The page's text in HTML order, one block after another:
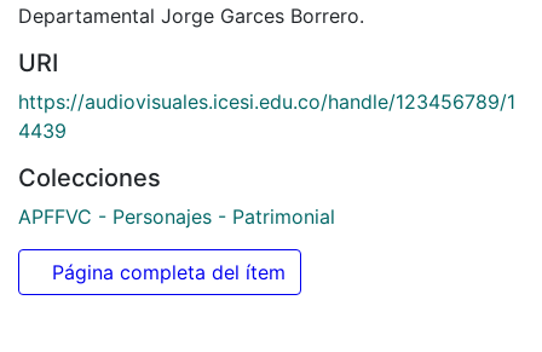
Departamental Jorge Garces Borrero.
URI
https://audiovisuales.icesi.edu.co/handle/123456789/1
4439
Colecciones
APFFVC - Personajes - Patrimonial
Página completa del ítem